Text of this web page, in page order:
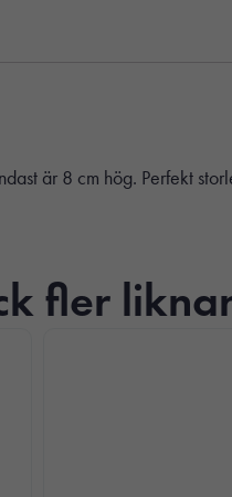
är 8 cm hög. Perfekt
fler